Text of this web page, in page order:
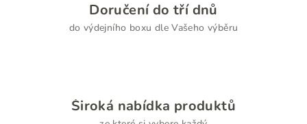
Doručení do tří dnů
do výdejního boxu dle Vašeho výběru
Široká nabídka produktů